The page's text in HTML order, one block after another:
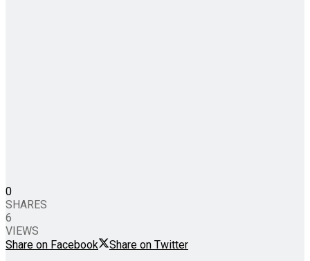
0
SHARES
6
VIEWS
Share on Facebook
Share on Twitter